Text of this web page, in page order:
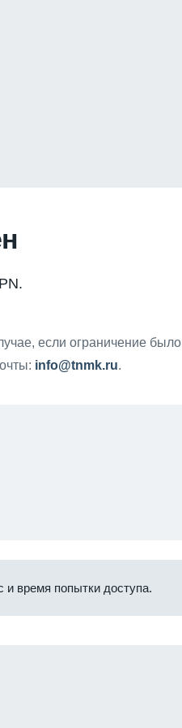
если ограничение было
info@tnmk.ru.
время попытки доступа.